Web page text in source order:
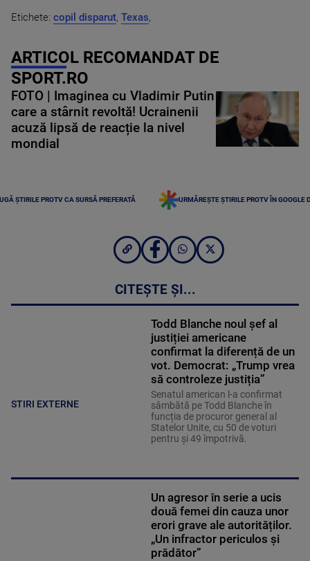
Etichete: copil disparut, Texas,
ARTICOL RECOMANDAT DE
SPORT.RO
FOTO | Imaginea cu Vladimir Putin
care a stârnit revoltă! Ucrainenii
acuză lipsă de reacție la nivel
mondial
ȘTIRILE PROTV CA SURSĂ PREFERATĂ URMĂREȘTE ȘTIRILE PROTV ÎN GOOGLE
CITEȘTE ȘI...
STIRI EXTERNE
Todd Blanche noul șef al
justiției americane
confirmat la diferență de un
vot. Democrat: „Trump vrea
să controleze justiția”
Senatul american l-a confirmat
sâmbătă pe Todd Blanche în
funcția de procuror general al
Statelor Unite, cu 50 de voturi
pentru și 49 împotrivă.
Un agresor în serie a ucis
două femei din cauza unor
erori grave ale autorităților.
„Un infractor periculos și
prădător”